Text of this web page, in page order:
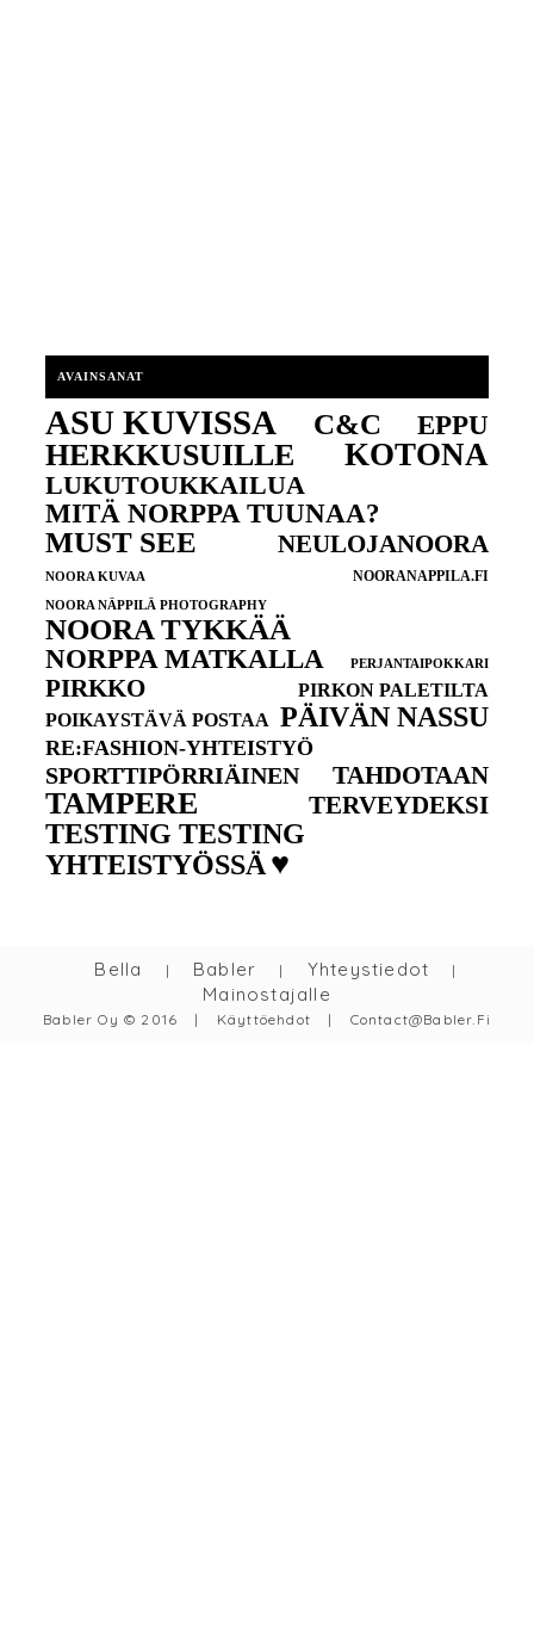
AVAINSANAT
ASU KUVISSA C&C EPPU
HERKKUSUILLE KOTONA
LUKUTOUKKAILUA
MITÄ NORPPA TUUNAA?
MUST SEE NEULOJANOORA
NOORA KUVAA NOORANAPPILA.FI
NOORA NÄPPILÄ PHOTOGRAPHY
NOORA TYKKÄÄ
NORPPA MATKALLA PERJANTAIPOKKARI
PIRKKO
PIRKON PALETILTA
POIKAYSTÄVÄ POSTAA PÄIVÄN NASSU
RE:FASHION-YHTEISTYÖ
SPORTTIPÖRRIÄINEN TAHDOTAAN
TAMPERE TERVEYDEKSI
TESTING TESTING
YHTEISTYÖSSÄ ♥
Bella | Babler | Yhteystiedot |
Mainostajalle
Babler Oy © 2016 | Käyttöehdot | Contact@babler.fi